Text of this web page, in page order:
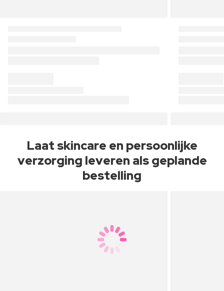
Laat skincare en persoonlijke
verzorging leveren als geplande
bestelling